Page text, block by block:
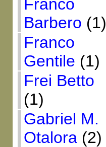
Franco
Barbero (1)
Franco
Gentile (1)
Frei Betto
(1)
Gabriel M.
Otalora(2)